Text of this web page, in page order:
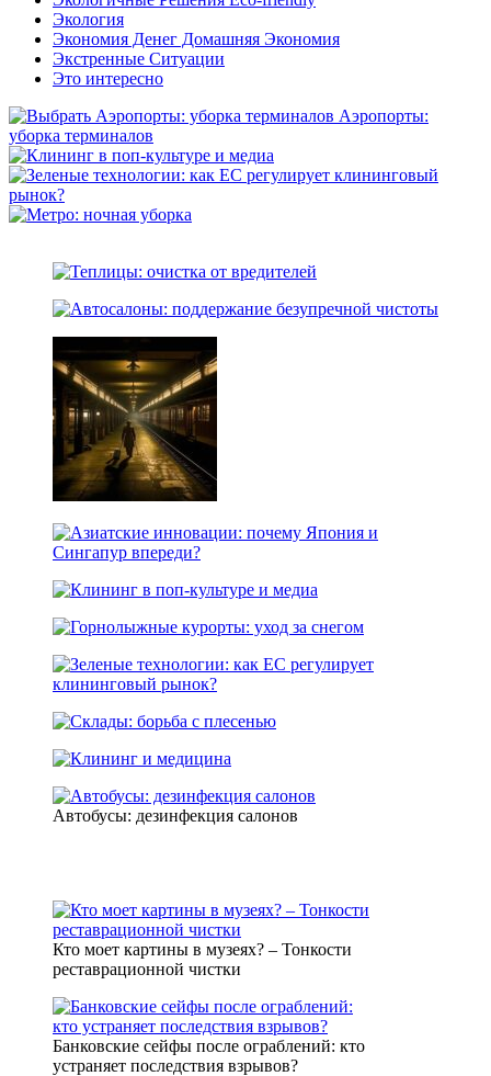
Экология
Экономия Денег Домашняя Экономия
Экстренные Ситуации
Это интересно
Автобусы: дезинфекция салонов
Кто моет картины в музеях? – Тонкости
реставрационной чистки
Банковские сейфы после ограблений: кто
устраняет последствия взрывов?